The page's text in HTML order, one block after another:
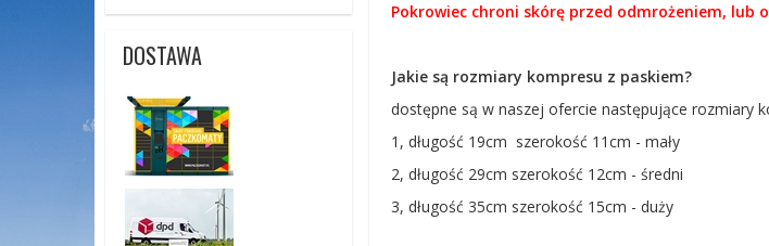
Pokrowiec chroni skórę przed odmrożeniem, lub
Jakie są rozmiary kompresu z paskiem?
dostępne są w naszej ofercie następujące rozmiary
1, długość 19cm szerokość 11cm - mały
2, długość 29cm szerokość 12cm - średni
3, długość 35cm szerokość 15cm - duży
DOSTAWA